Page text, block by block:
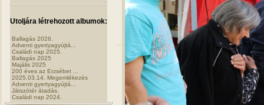
Utoljára létrehozott albumok:
Ballagás 2026.
Adventi gyertyagyújtá...
Családi nap 2025.
Ballagás 2025
Majális 2025
200 éves az Erzsébet ...
2025.03.14. Megemlékezés
Adventi gyertyagyújtá...
Játszótér átadás.
Családi nap 2024.